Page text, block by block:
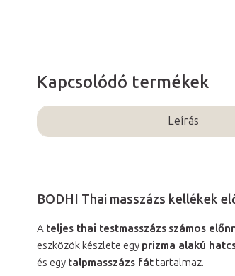
Kapcsolódó termékek
Leírás
BODHI Thai masszázs kellékek
A teljes thai testmasszázs számos
eszközök készlete egy prizma alakú
és egy talpmasszázs fáttartalmaz.